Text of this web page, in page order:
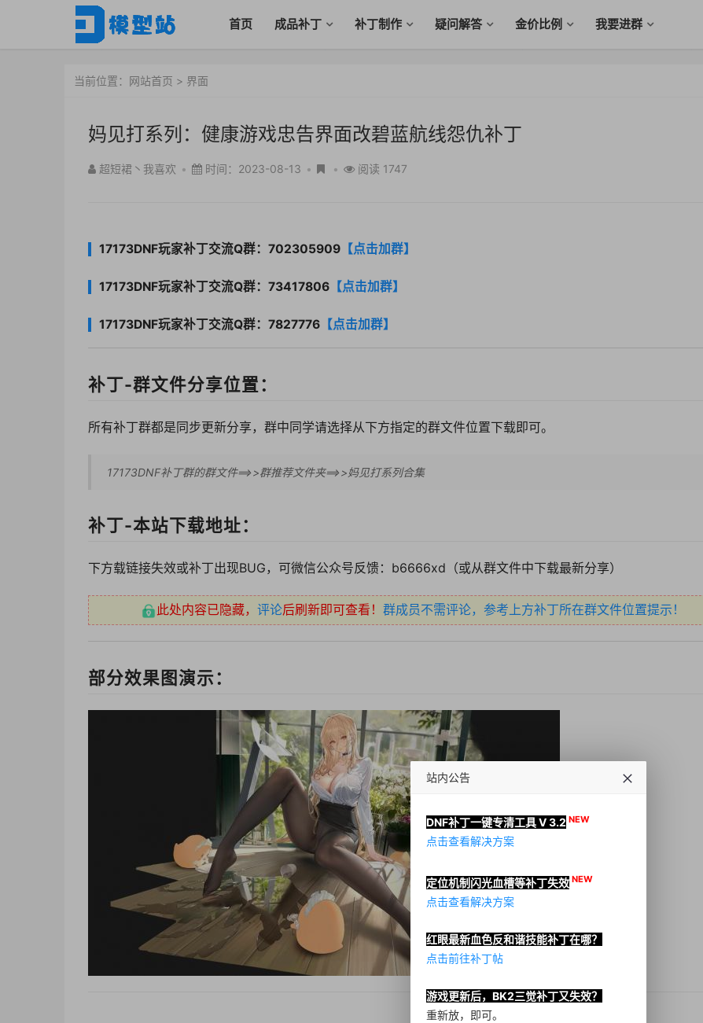
首页 成品补丁 补丁制作 疑问解答 金价比例 我要进群
当前位置： 网站首页 > 界面
妈见打系列：健康游戏忠告界面改碧蓝航线怨仇补丁
超短裙丶我喜欢 • 时间：2023-08-13 • • 阅读 1747
17173DNF玩家补丁交流Q群：702305909 【点击加群】
17173DNF玩家补丁交流Q群：73417806 【点击加群】
17173DNF玩家补丁交流Q群：7827776 【点击加群】
补丁-群文件分享位置：
所有补丁群都是同步更新分享，群中同学请选择从下方指定的群文件位置下载即可。
17173DNF补丁群的群文件==>>群推荐文件夹==>>妈见打系列合集
补丁-本站下载地址：
下方载链接失效或补丁出现BUG，可微信公众号反馈：b6666xd（或从群文件中下载最新分享）
此处内容已隐藏， 评论后刷新即可查看！ 群成员不需评论，参考上方补丁所在群文件位置提示！
部分效果图演示：
站内公告
DNF补丁一键专清工具 V 3.2 NEW
点击查看解决方案
定位机制闪光血槽等补丁失效 NEW
点击查看解决方案
红眼最新血色反和谐技能补丁在哪？
点击前往补丁帖
游戏更新后，BK2三觉补丁又失效？
重新放，即可。